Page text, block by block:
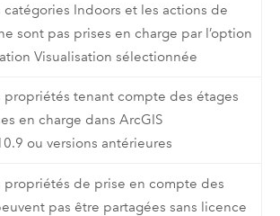
catégories Indoors et les actions de
sont pas prises en charge par l’option
Visualisation sélectionnée
propriétés tenant compte des étages
en charge dans ArcGIS
ou versions antérieures
propriétés de prise en compte des
pas être partagées sans licence